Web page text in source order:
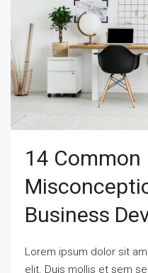
14 Common
Business
Lorem ipsum dolor sit
elit. Duis mollis et sem